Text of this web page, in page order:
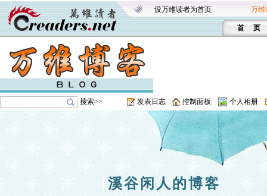
设万维读者为首页 万维
首 页
搜索>> 发表日志 控制面板 个人相册
溪谷闲人的博客